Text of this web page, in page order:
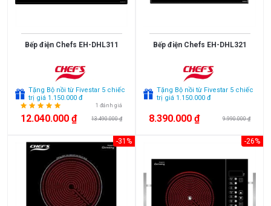
10.000.000
10.000.000
15.000.000
15.000.000
Bếp điện Chefs EH-DHL311
Tặng Bộ nồi từ Fivestar 5 chiếc
trị giá 1.150.000 đ
1 đánh giá
12.040.000 ₫ 13.490.000 ₫
Bếp điện Chefs EH-DHL321
Tặng Bộ nồi từ Fivestar 5 chiếc
trị giá 1.150.000 đ
8.390.000 ₫ 9.990.000 ₫
-31% -26%